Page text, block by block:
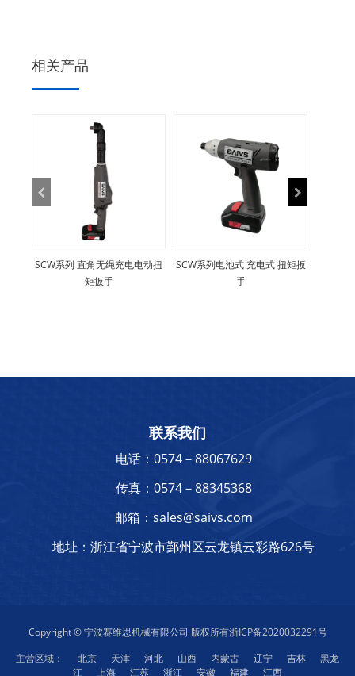
相关产品
SCW系列 直角无绳充电电动扭
矩扳手
SCW系列电池式 充电式 扭矩扳
手
联系我们
电话：0574－88067629
传真：0574－88345368
邮箱：sales@saivs.com
地址：浙江省宁波市鄞州区云龙镇云彩路626号
Copyright © 宁波赛维思机械有限公司 版权所有浙ICP备2020032291号
主营区域：
北京 天津 河北 山西 内蒙古 辽宁 吉林
黑龙
江
上海 江苏 浙江 安徽 福建 江西